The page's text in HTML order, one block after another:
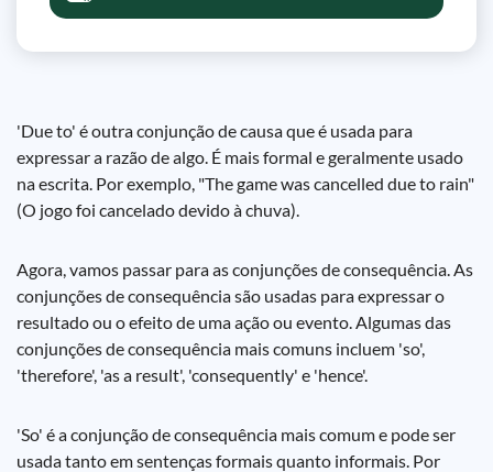
'Due to' é outra conjunção de causa que é usada para
expressar a razão de algo. É mais formal e geralmente usado
na escrita. Por exemplo, "The game was cancelled due to rain"
(O jogo foi cancelado devido à chuva).
Agora, vamos passar para as conjunções de consequência. As
conjunções de consequência são usadas para expressar o
resultado ou o efeito de uma ação ou evento. Algumas das
conjunções de consequência mais comuns incluem 'so',
'therefore', 'as a result', 'consequently' e 'hence'.
'So' é a conjunção de consequência mais comum e pode ser
usada tanto em sentenças formais quanto informais. Por